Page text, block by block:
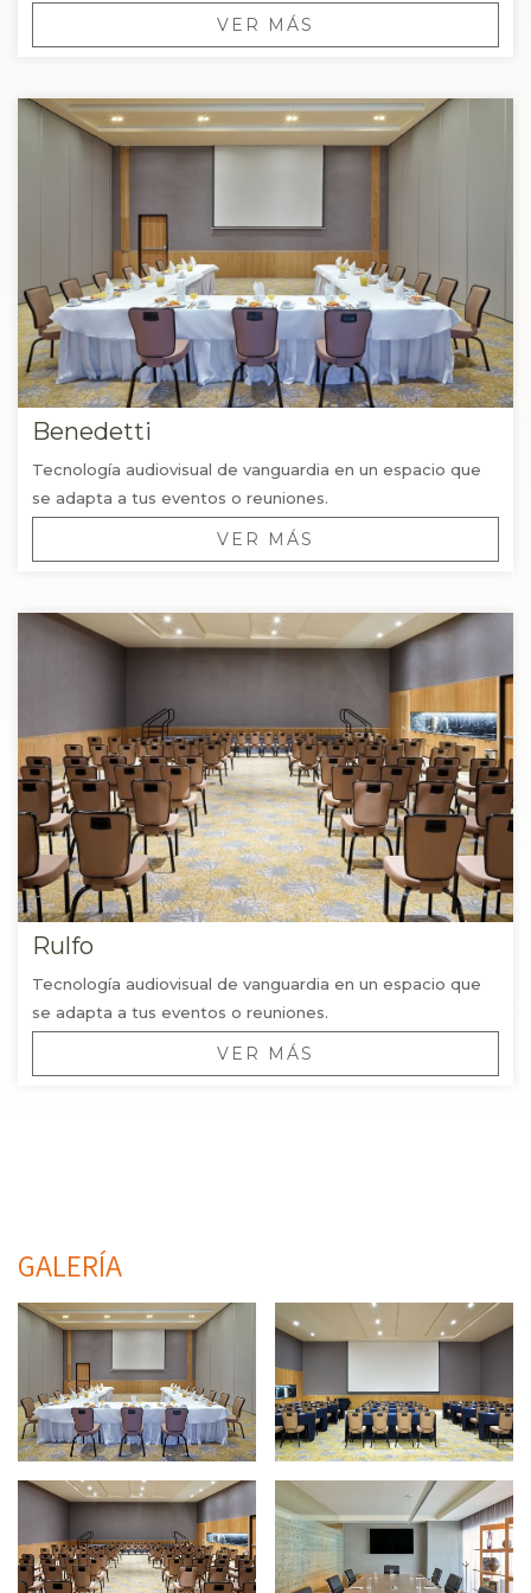
VER MÁS
Benedetti
Tecnología audiovisual de vanguardia en un espacio que
se adapta a tus eventos o reuniones.
VER MÁS
Rulfo
Tecnología audiovisual de vanguardia en un espacio que
se adapta a tus eventos o reuniones.
VER MÁS
GALERÍA